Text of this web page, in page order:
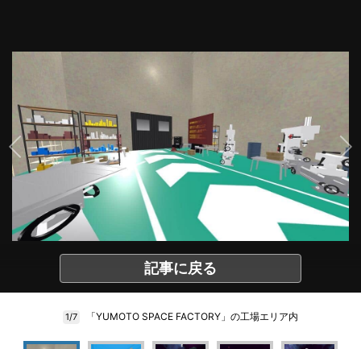
記事に戻る
1/7 「YUMOTO SPACE FACTORY」の工場エリア内